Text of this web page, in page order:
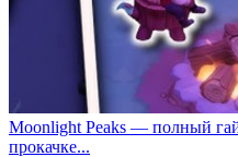
Moonlight Peaks — полный
прокачке...